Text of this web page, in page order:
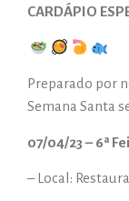
CARDÁPIO
Preparado por
Semana Santa
07/04/23 – 6ª
– Local: